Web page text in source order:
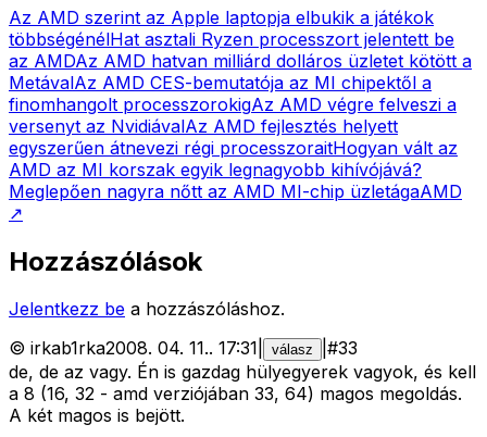
Az AMD szerint az Apple laptopja elbukik a játékok
többségénélHat asztali Ryzen processzort jelentett be
az AMDAz AMD hatvan milliárd dolláros üzletet kötött a
MetávalAz AMD CES-bemutatója az MI chipektől a
finomhangolt processzorokigAz AMD végre felveszi a
versenyt az NvidiávalAz AMD fejlesztés helyett
egyszerűen átnevezi régi processzoraitHogyan vált az
AMD az MI korszak egyik legnagyobb kihívójává?
Meglepően nagyra nőtt az AMD MI-chip üzletágaAMD
↗
Hozzászólások
Jelentkezz be a hozzászóláshoz.
© irkab1rka2008. 04. 11.. 17:31 válasz #33
de, de az vagy. Én is gazdag hülyegyerek vagyok, és kell
a 8 (16, 32 - amd verziójában 33, 64) magos megoldás.
A két magos is bejött.